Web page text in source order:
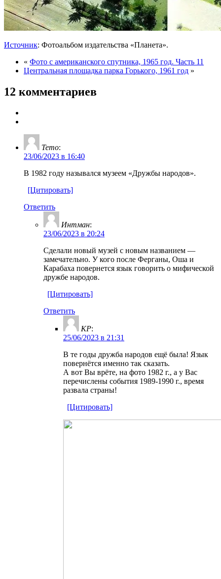
Источник: Фотоальбом издательства «Планета».
« Фото с американского спутника, 1965 год. Часть 11
Центральная площадка парка Горького, 1961 год »
12 комментариев
Temo:
23/06/2023 в 16:40
В 1982 году назывался музеем «Дружбы народов».
[Цитировать]
Ответить
Интман:
23/06/2023 в 20:24
Сделали новый музей с новым названием —
замечательно. У кого после Ферганы, Оша и
Карабаха повернется язык говорить о мифической
дружбе народов.
[Цитировать]
Ответить
KP:
25/06/2023 в 21:31
В те годы дружба народов ещё была! Язык
повернётся именно так сказать.
А вот Вы врёте, на фото 1982 г., а у Вас
перечислены события 1989-1990 г., время
развала страны!
[Цитировать]